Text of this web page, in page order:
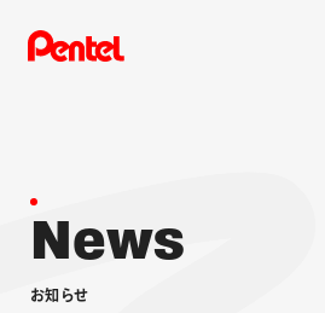
商品を探す
News
お知 らせ